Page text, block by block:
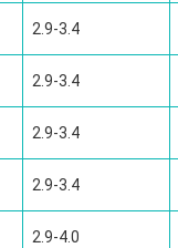
2.9-3.4
2.9-3.4
2.9-3.4
2.9-3.4
2.9-4.0